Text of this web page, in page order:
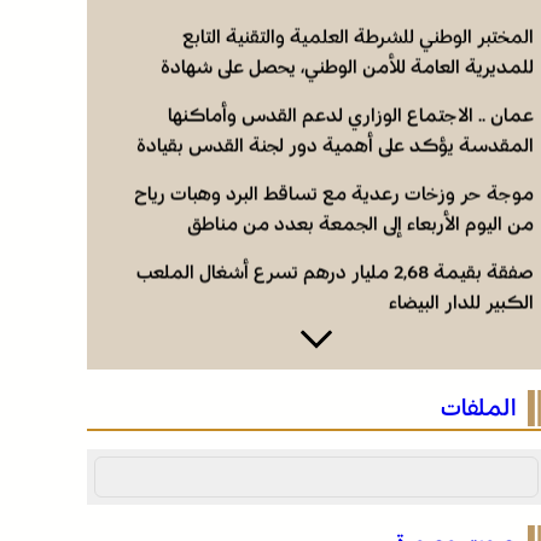
المختبر الوطني للشرطة العلمية والتقنية التابع
للمديرية العامة للأمن الوطني، يحصل على شهادة
17025”
عمان .. الاجتماع الوزاري لدعم القدس وأماكنها
المقدسة يؤكد على أهمية دور لجنة القدس بقيادة
القدس الشريف
موجة حر وزخات رعدية مع تساقط البرد وهبات رياح
من اليوم الأربعاء إلى الجمعة بعدد من مناطق
صفقة بقيمة 2,68 مليار درهم تسرع أشغال الملعب
الكبير للدار البيضاء
المختبر الوطني للشرطة العلمية والتقنية التابع
عمان .. الاجتماع الوزاري لدعم القدس وأماكنها
الملفات